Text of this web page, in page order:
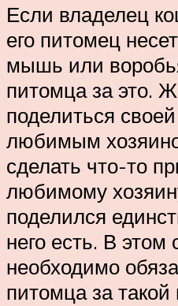
Если владелец
его питомец
мышь или
питомца за это.
поделиться
любимым
сделать что-то
любимому
поделился
него есть. В этом
необходимо
питомца за